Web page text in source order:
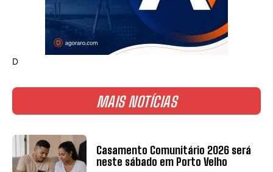
D
MAIS NOTÍCIAS
Casamento Comunitário 2026 será
neste sábado em Porto Velho